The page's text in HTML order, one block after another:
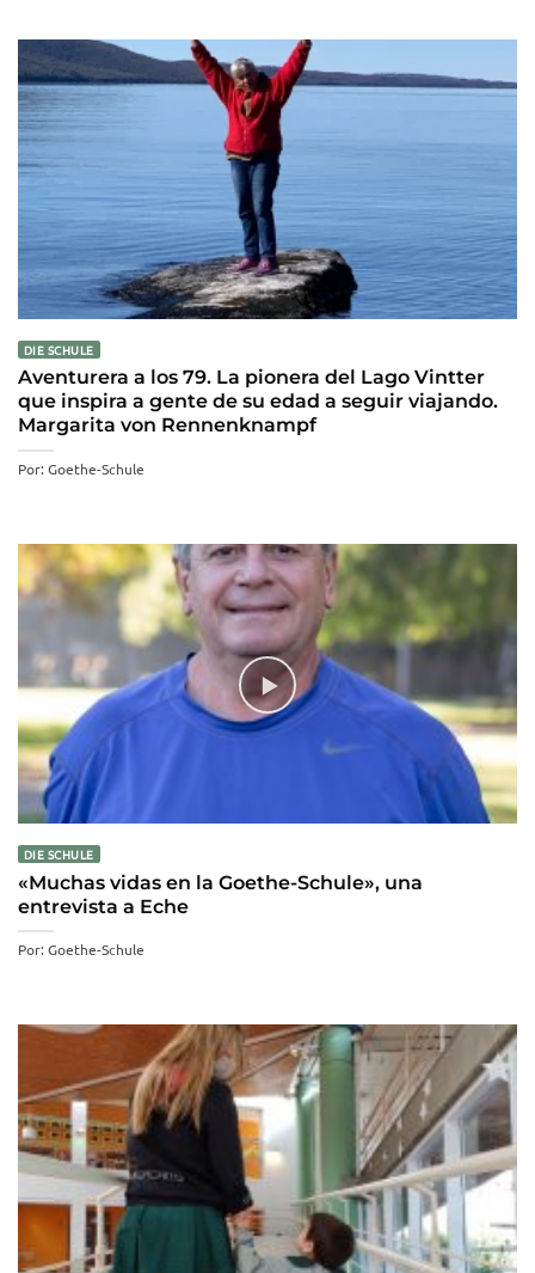
DIE SCHULE
Aventurera a los 79. La pionera del Lago Vintter
que inspira a gente de su edad a seguir viajando.
Margarita von Rennenknampf
Por: Goethe-Schule
DIE SCHULE
«Muchas vidas en la Goethe-Schule», una
entrevista a Eche
Por: Goethe-Schule